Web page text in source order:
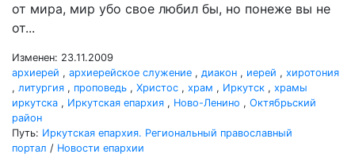
от мира, мир убо свое любил бы, но понеже вы не
от...
Изменен: 23.11.2009
архиерей , архиерейское служение , диакон , иерей , хиротония
, литургия , проповедь , Христос , храм , Иркутск , храмы
иркутска , Иркутская епархия , Ново-Ленино , Октябрьский
район
Путь: Иркутская епархия. Региональный православный
портал / Новости епархии